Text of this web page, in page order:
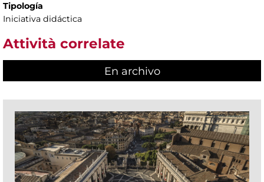
Tipología
Iniciativa didáctica
Attività correlate
En archivo